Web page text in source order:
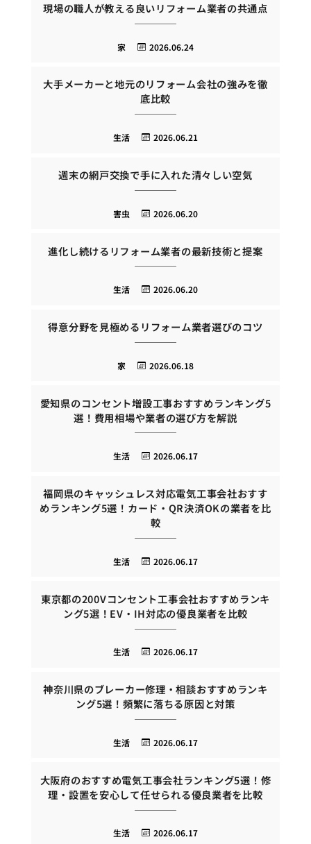
現場の職人が教える良いリフォーム業者の共通点
2026.06.24
家
大手メーカーと地元のリフォーム会社の強みを徹
底比較
2026.06.21
生活
週末の網戸交換で手に入れた清々しい空気
2026.06.20
害虫
進化し続けるリフォーム業者の最新技術と提案
2026.06.20
生活
得意分野を見極めるリフォーム業者選びのコツ
2026.06.18
家
愛知県のコンセント増設工事おすすめランキング5
選！費用相場や業者の選び方を解説
2026.06.17
生活
福岡県のキャッシュレス対応電気工事会社おすす
めランキング5選！カード・QR決済OKの業者を比
較
2026.06.17
生活
東京都の200Vコンセント工事会社おすすめランキ
ング5選！EV・IH対応の優良業者を比較
2026.06.17
生活
神奈川県のブレーカー修理・相談おすすめランキ
ング5選！頻繁に落ちる原因と対策
2026.06.17
生活
大阪府のおすすめ電気工事会社ランキング5選！修
理・設置を安心して任せられる優良業者を比較
2026.06.17
生活